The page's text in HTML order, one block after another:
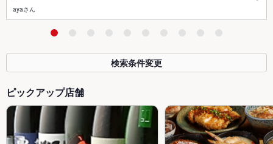
ayaさん
検索条件変更
ピックアップ店舗